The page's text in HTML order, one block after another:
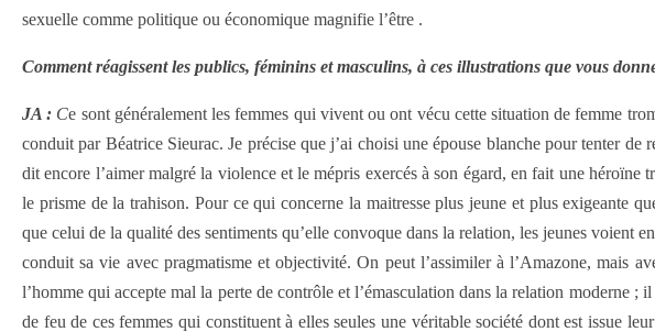
sexuelle comme politique ou économique magnifie l’être .
Comment réagissent les publics, féminins et masculins, à ces illustrations que vous
JA : Ce sont généralement les femmes qui vivent ou ont vécu cette situation de femme
conduit par Béatrice Sieurac. Je précise que j’ai choisi une épouse blanche pour tenter
dit encore l’aimer malgré la violence et le mépris exercés à son égard, en fait une
le prisme de la trahison. Pour ce qui concerne la maitresse plus jeune et plus exigeante
que celui de la qualité des sentiments qu’elle convoque dans la relation, les jeunes voient
conduit sa vie avec pragmatisme et objectivité. On peut l’assimiler à l’Amazone, mais
l’homme qui accepte mal la perte de contrôle et l’émasculation dans la relation moderne
de feu de ces femmes qui constituent à elles seules une véritable société dont est issue